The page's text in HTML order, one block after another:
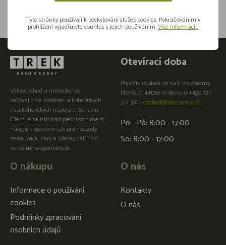
Velkoobchod a maloobchod
zabývající se prodejek alkoholických,
nealkoholických nápojů a potravin.
Cílem je zajistit kompletní sortiment
nápojů a potravin jak pro hospody,
restaurace, bary a jídelny, tak i pro
konečného spotřebitele.
O nákupu
Informace o používání
cookies
Podmínky zpracování
osobních údajů
O nás
Kontakty
O nás
Otevírací doba
Přijeďte osobně do naší provozovny:
Plzeňská 441266 01 Beroun +420 725
372 370 -obchod@treknapoje.cz
Po - Pá: 8:00 - 17:00
So: 8:00 - 12:00
Tyto stránky používají k poskytování služeb cookies. Pokračováním v
prohlížení vyjadřujete souhlas s jejich používáním.Více informací...